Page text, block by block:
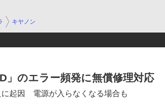
キヤノン
」のエラー頻発に無償修理対応
に起因 電源が入らなくなる場合も